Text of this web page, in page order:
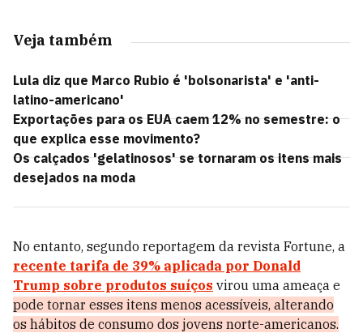
Veja também
Lula diz que Marco Rubio é 'bolsonarista' e 'anti-
latino-americano'
Exportações para os EUA caem 12% no semestre: o
que explica esse movimento?
Os calçados 'gelatinosos' se tornaram os itens mais
desejados na moda
No entanto, segundo reportagem da revista Fortune, a
recente tarifa de 39% aplicada por Donald
Trump sobre produtos suíços virou uma ameaça e
pode tornar esses itens menos acessíveis, alterando
os hábitos de consumo dos jovens norte-americanos.